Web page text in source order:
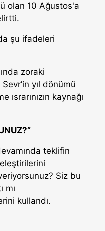
olan 10 Ağustos'a
şu ifadeleri
zoraki
yıl dönümü
ısrarınızın kaynağı
teklifin
Siz bu
mı
kullandı.